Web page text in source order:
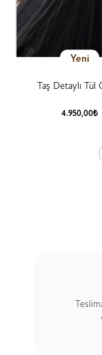
Yeni
Taş Detaylı Tül
4.950,00₺